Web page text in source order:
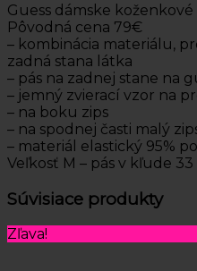
Guess dámske
Pôvodná cena 79€
– kombinácia materiálu,
zadná stana látka
– pás na zadnej stane na
– jemný zvierací vzor na
– na boku zips
– na spodnej časti malý
– materiál elastický 95%
Veľkosť M – pás v kľude
Súvisiace produkty
Zľava!